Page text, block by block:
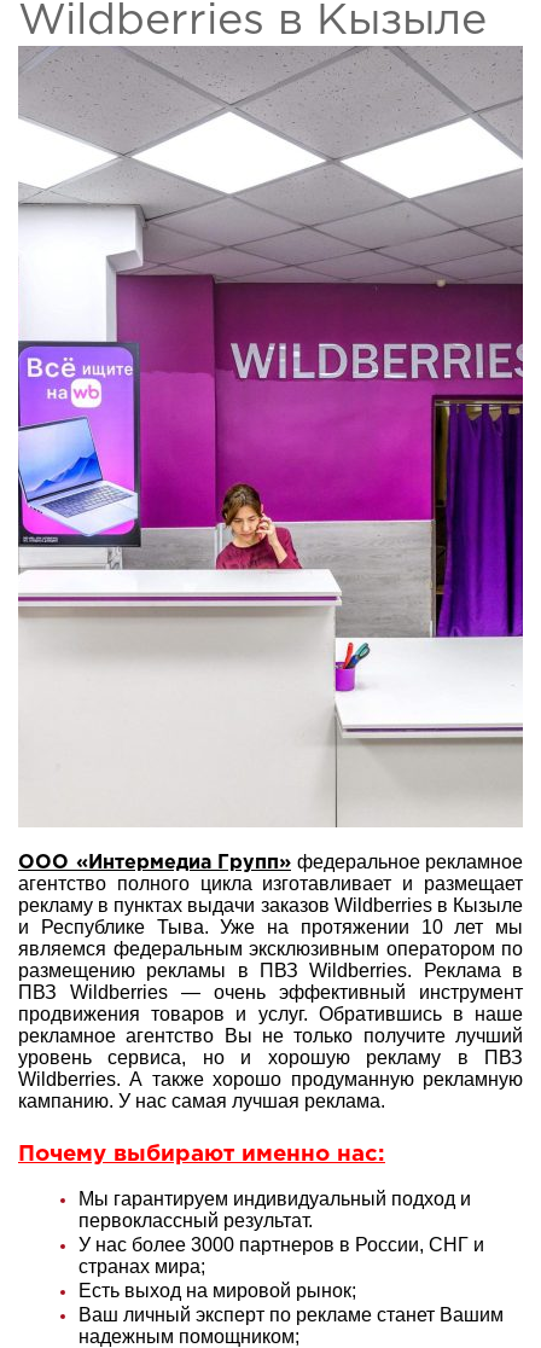
Wildberries в Кызыле
ООО «Интермедиа Групп» федеральное рекламное
агентство полного цикла изготавливает и размещает
рекламу в пунктах выдачи заказов Wildberries в Кызыле
и Республике Тыва. Уже на протяжении 10 лет мы
являемся федеральным эксклюзивным оператором по
размещению рекламы в ПВЗ Wildberries. Реклама в
ПВЗ Wildberries — очень эффективный инструмент
продвижения товаров и услуг. Обратившись в наше
рекламное агентство Вы не только получите лучший
уровень сервиса, но и хорошую рекламу в ПВЗ
Wildberries. А также хорошо продуманную рекламную
кампанию. У нас самая лучшая реклама.
Почему выбирают именно нас:
Мы гарантируем индивидуальный подход и
первоклассный результат.
У нас более 3000 партнеров в России, СНГ и
странах мира;
Есть выход на мировой рынок;
Ваш личный эксперт по рекламе станет Вашим
надежным помощником;